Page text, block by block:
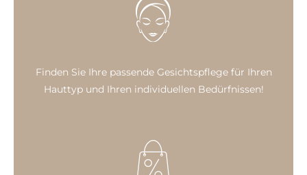
Finden Sie Ihre passende Gesichtspflege für Ihren
Hauttyp und Ihren individuellen Bedürfnissen!